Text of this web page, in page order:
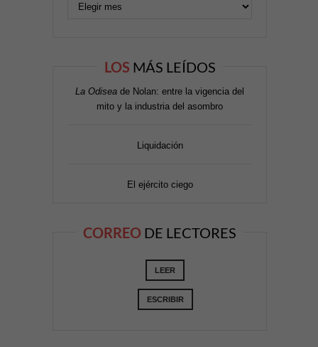
LOS MÁS LEÍDOS
La Odisea de Nolan: entre la vigencia del
mito y la industria del asombro
Liquidación
El ejército ciego
CORREO DE LECTORES
LEER
ESCRIBIR